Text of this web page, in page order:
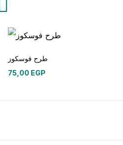
طرح فوسكوز
75,00 EGP